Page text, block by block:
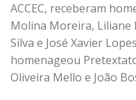
ACCEC, receberam
Molina Moreira, Liliane
Silva e José Xavier
homenageou
Oliveira Mello e João